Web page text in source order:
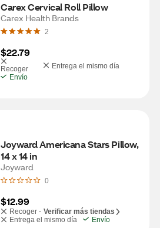
Carex Cervical Roll Pillow
Carex Health Brands
2
$22.79
Recoger
Entrega el mismo día
Envío
Joyward Americana Stars Pillow,
14 x 14 in
Joyward
0
$12.99
Recoger - Verificar más tiendas
Entrega el mismo día
Envío